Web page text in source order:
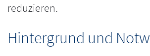
reduzieren.
Hintergrund und